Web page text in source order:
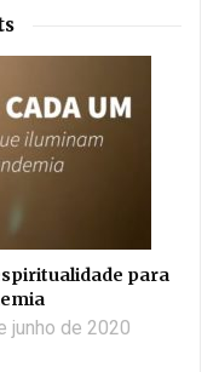
para
junho de 2020